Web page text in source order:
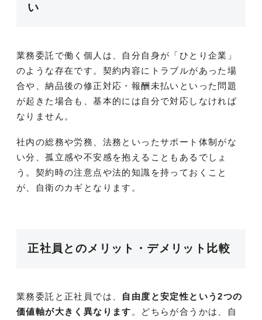
い
業務委託で働く個人は、自分自身が「ひとり企業」
のような存在です。契約内容にトラブルがあった場
合や、納品後の修正対応・報酬未払いといった問題
が起きた場合も、基本的には自分で対応しなければ
なりません。
社内の総務や労務、法務といったサポート体制がな
い分、孤立感や不安感を抱えることもあるでしょ
う。契約時の注意点や法的知識を持っておくこと
が、自衛のカギとなります。
正社員とのメリット・デメリット比較
業務委託と正社員では、 自由度と安定性という2つの
価値軸が大きく異なります。どちらが合うかは、自